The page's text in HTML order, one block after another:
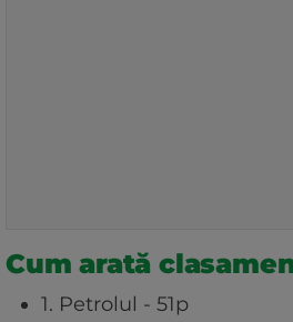
Cum arată
1. Petrolul - 51p